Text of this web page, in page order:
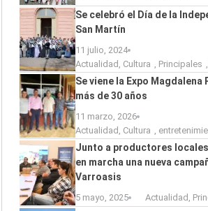
Se celebró el Día de la
San Martín
11 julio, 2024
Actualidad Cultura Principales
Se viene la Expo
más de 30 años
11 marzo, 2026
Actualidad Cultura
Junto a productores
en marcha una nueva
Varroasis
5 mayo, 2025 Actualidad